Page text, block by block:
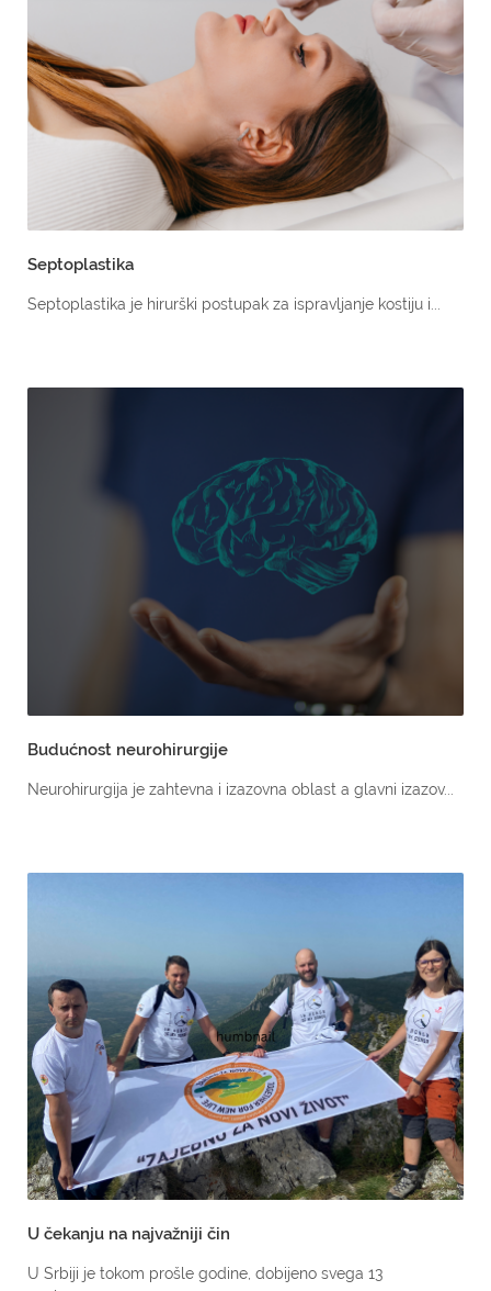
Septoplastika
Septoplastika je hirurški postupak za ispravljanje kostiju i...
Budućnost neurohirurgije
Neurohirurgija je zahtevna i izazovna oblast a glavni izazov...
U čekanju na najvažniji čin
U Srbiji je tokom prošle godine, dobijeno svega 13